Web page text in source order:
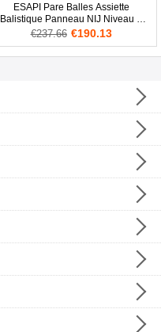
ESAPI Pare Balles Assiette
Balistique Panneau NIJ Niveau 4
IV Alumine & PE Stand Alone
€237.66 €190.13